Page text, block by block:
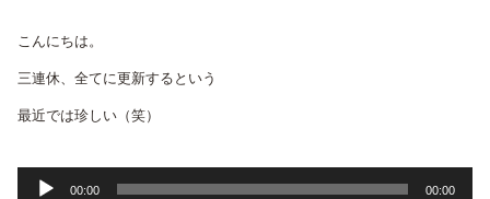
こんにちは。
三連休、全てに更新するという
最近では珍しい（笑）
00:00 00:00